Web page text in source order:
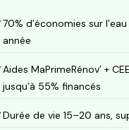
70% d’économies sur
année
Aides MaPrimeRénov’ +
jusqu’à 55% financés
Durée de vie 15–20 ans,